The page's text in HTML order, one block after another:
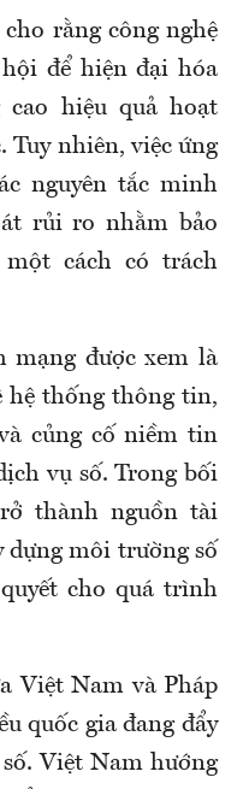
rằng công nghệ
để hiện đại hóa
hiệu quả hoạt
Tuy nhiên, việc ứng
nguyên tắc minh
rủi ro nhằm bảo
cách có trách
mạng được xem là
hệ thống thông tin,
củng cố niềm tin
vụ số. Trong bối
thành nguồn tài
dựng môi trường số
cho quá trình
Việt Nam và Pháp
quốc gia đang đẩy
Việt Nam hướng